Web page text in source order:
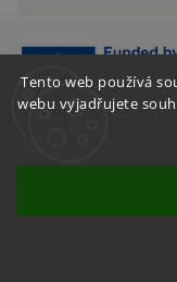
Tento web používá
webu vyjadřujete